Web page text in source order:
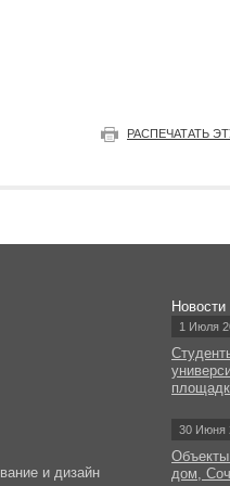
РАСПЕЧАТАТЬ
и дизайн
1 Июля
30 Июня
дом,